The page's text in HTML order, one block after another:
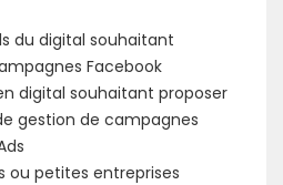
du digital souhaitant
Facebook
digital souhaitant proposer
gestion de campagnes
ou petites entreprises